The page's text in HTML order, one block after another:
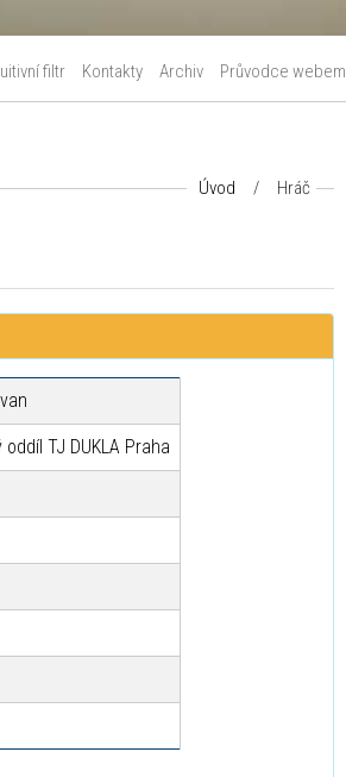
filtr Kontakty Archiv Průvodce webem
Úvod / Hráč
oddíl TJ DUKLA Praha